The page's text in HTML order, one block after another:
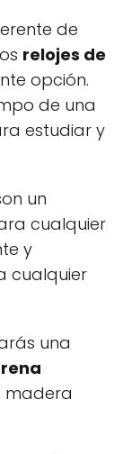
de
relojes de
opción.
de una
estudiar y
un
cualquier
y
cualquier
una
madera